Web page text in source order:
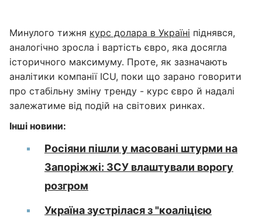
Минулого тижня курс долара в Україні піднявся,
аналогічно зросла і вартість євро, яка досягла
історичного максимуму. Проте, як зазначають
аналітики компанії ICU, поки що зарано говорити
про стабільну зміну тренду - курс євро й надалі
залежатиме від подій на світових ринках.
Інші новини:
Росіяни пішли у масовані штурми на
Запоріжжі: ЗСУ влаштували ворогу
розгром
Україна зустрілася з "коаліцією